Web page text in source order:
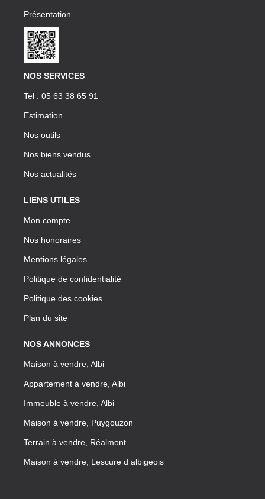
Présentation
NOS SERVICES
Tel : 05 63 38 65 91
Estimation
Nos outils
Nos biens vendus
Nos actualités
LIENS UTILES
Mon compte
Nos honoraires
Mentions légales
Politique de confidentialité
Politique des cookies
Plan du site
NOS ANNONCES
Maison à vendre, Albi
Appartement à vendre, Albi
Immeuble à vendre, Albi
Maison à vendre, Puygouzon
Terrain à vendre, Réalmont
Maison à vendre, Lescure d albigeois